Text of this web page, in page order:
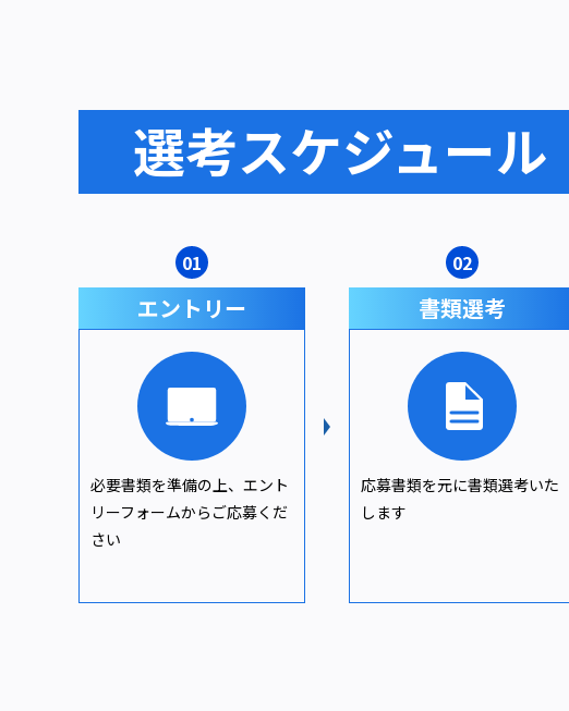
選考スケジュール
01
エントリー
必要書類を準備の上、エント
リーフォームからご応募くだ
さい
02
書類選考
応募書類を元に書類選考いた
します